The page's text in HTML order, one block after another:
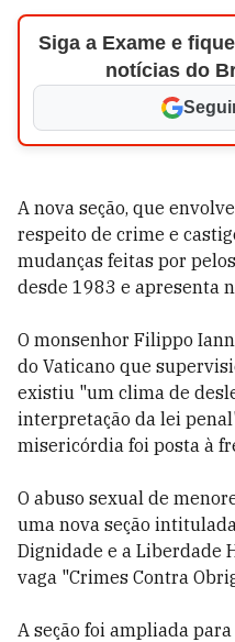
Siga a Exame e
notícias do
A nova seção, que
respeito de crime e
mudanças feitas por
desde 1983 e apresenta
O monsenhor Filippo
do Vaticano que
existiu "um clima de
interpretação da lei
misericórdia foi posta à
O abuso sexual de
uma nova seção
Dignidade e a Liberdade
vaga "Crimes Contra
A seção foi ampliada